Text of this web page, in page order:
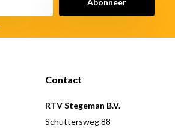
Abonneer
Contact
RTV Stegeman B.V.
Schuttersweg 88